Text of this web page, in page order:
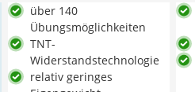
über 140
Übungsmöglichkeiten
TNT-
Widerstandstechnologie
relativ geringes